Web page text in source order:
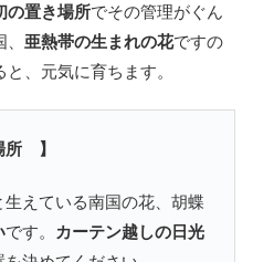
の置き場所でその管理がぐん
亜熱帯の生まれの花ですの
、元気に育ちます。
所 】
えている南国の花、胡蝶
です。
カーテン越しの日光